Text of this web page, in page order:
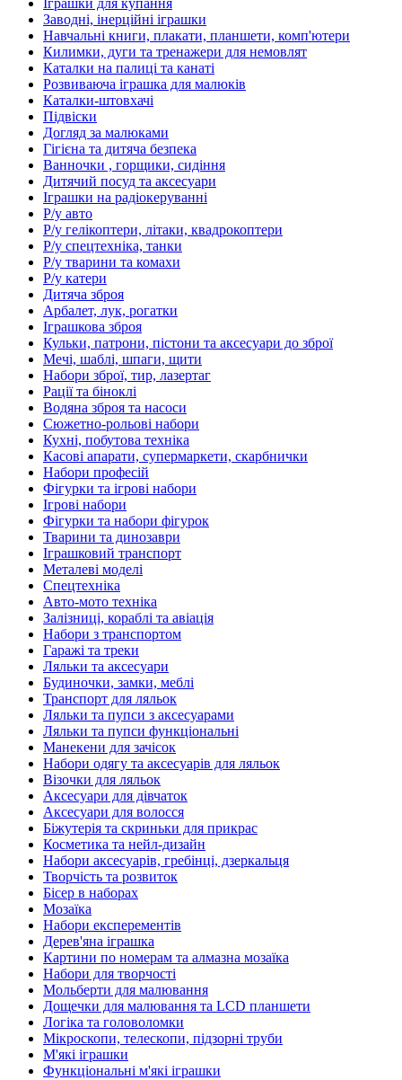
Іграшки для купання
Заводні, інерційні іграшки
Навчальні книги, плакати, планшети, комп'ютери
Килимки, дуги та тренажери для немовлят
Каталки на палиці та канаті
Розвиваюча іграшка для малюків
Каталки-штовхачі
Підвіски
Догляд за малюками
Гігієна та дитяча безпека
Ванночки , горщики, сидіння
Дитячий посуд та аксесуари
Іграшки на радіокеруванні
Р/у авто
Р/у гелікоптери, літаки, квадрокоптери
Р/у спецтехніка, танки
Р/у тварини та комахи
Р/у катери
Дитяча зброя
Арбалет, лук, рогатки
Іграшкова зброя
Кульки, патрони, пістони та аксесуари до зброї
Мечі, шаблі, шпаги, щити
Набори зброї, тир, лазертаг
Рації та біноклі
Водяна зброя та насоси
Сюжетно-рольові набори
Кухні, побутова техніка
Касові апарати, супермаркети, скарбнички
Набори професій
Фігурки та ігрові набори
Ігрові набори
Фігурки та набори фігурок
Тварини та динозаври
Іграшковий транспорт
Металеві моделі
Спецтехніка
Авто-мото техніка
Залізниці, кораблі та авіація
Набори з транспортом
Гаражі та треки
Ляльки та аксесуари
Будиночки, замки, меблі
Транспорт для ляльок
Ляльки та пупси з аксесуарами
Ляльки та пупси функціональні
Манекени для зачісок
Набори одягу та аксесуарів для ляльок
Візочки для ляльок
Аксесуари для дівчаток
Аксесуари для волосся
Біжутерія та скриньки для прикрас
Косметика та нейл-дизайн
Набори аксесуарів, гребінці, дзеркальця
Творчість та розвиток
Бісер в наборах
Мозаїка
Набори експерементів
Дерев'яна іграшка
Картини по номерам та алмазна мозаїка
Набори для творчості
Мольберти для малювання
Дощечки для малювання та LCD планшети
Логіка та головоломки
Мікроскопи, телескопи, підзорні труби
М'які іграшки
Функціональні м'які іграшки